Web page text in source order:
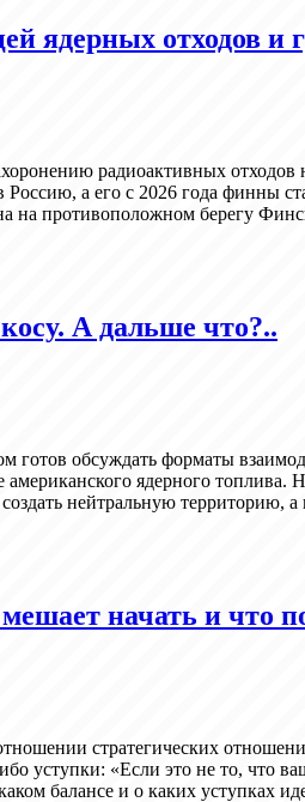
ядерных отходов и
радиоактивных отходов
а его с 2026 года финны
на противоположном берегу
А дальше что?..
готов обсуждать форматы
американского ядерного
нейтральную территорию,
начать и что
стратегических
уступки: «Если это не то, что
балансе и о каких уступках